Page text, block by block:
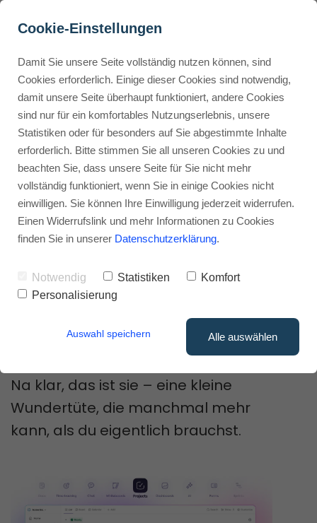
Buyer Personas erstellen
Landingpage optimieren
Internal Linking Tool
Was ist ClickUp? Entdecke
die All-in-One
Projektlösung!
Werbehinweis: Links mit Sternchen (*) sind Affiliate-Links. Kaufst
du darüber ein, erhalte ich eine Provision – ohne Mehrkosten für
dich.
Stephan Ochmann
Du möchtest wissen, ob ClickUp
wirklich dein Schweizer
Taschenmesser für die Projektarbeit
Na klar, das ist sie – eine kleine
Wundertüte, die manchmal mehr
kann, als du eigentlich brauchst.
Cookie-Einstellungen
Damit Sie unsere Seite vollständig nutzen können, sind
Cookies erforderlich. Einige dieser Cookies sind notwendig,
damit unsere Seite überhaupt funktioniert, andere Cookies
sind nur für ein komfortables Nutzungserlebnis, unsere
Statistiken oder für besonders auf Sie abgestimmte Inhalte
erforderlich. Bitte stimmen Sie all unseren Cookies zu und
beachten Sie, dass unsere Seite für Sie nicht mehr
vollständig funktioniert, wenn Sie in einige Cookies nicht
einwilligen. Sie können Ihre Einwilligung jederzeit widerrufen.
Einen Widerrufslink und mehr Informationen zu Cookies
finden Sie in unserer Datenschutzerklärung.
Notwendig Statistiken
Komfort
Personalisierung
Auswahl speichern Alle auswählen